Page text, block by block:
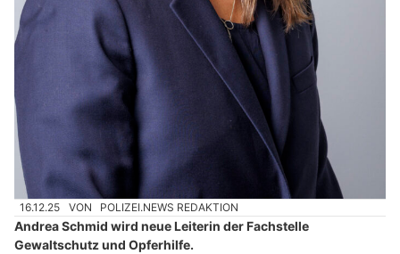
16.12.25 VON POLIZEI.NEWS REDAKTION
Andrea Schmid wird neue Leiterin der Fachstelle
Gewaltschutz und Opferhilfe.